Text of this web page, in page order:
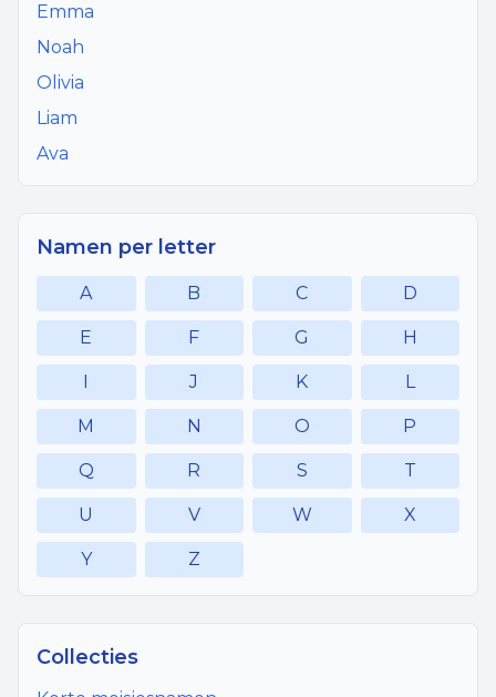
Emma
Noah
Olivia
Liam
Ava
Namen per letter
A B C D
E F G H
I J K L
M N O P
Q R S T
U V W X
Y Z
Collecties